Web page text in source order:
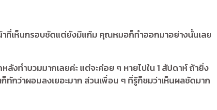
ที่เห็นกรอบชัดแต่ยังมีแก้ม คุณหมอก็ทำออกมาอย่างนั้นเลย
งทำบวมมากเลยค่ะ แต่จะค่อย ๆ หายไปใน 1 สัปดาห์ ถ้ายิ่ง
ทักว่าผอมลงเยอะมาก ส่วนเพื่อน ๆ ที่รู้ก็ชมว่าเห็นผลชัดมาก